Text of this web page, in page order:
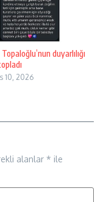
duyarlılığı
10, 2026
alanlar * ile